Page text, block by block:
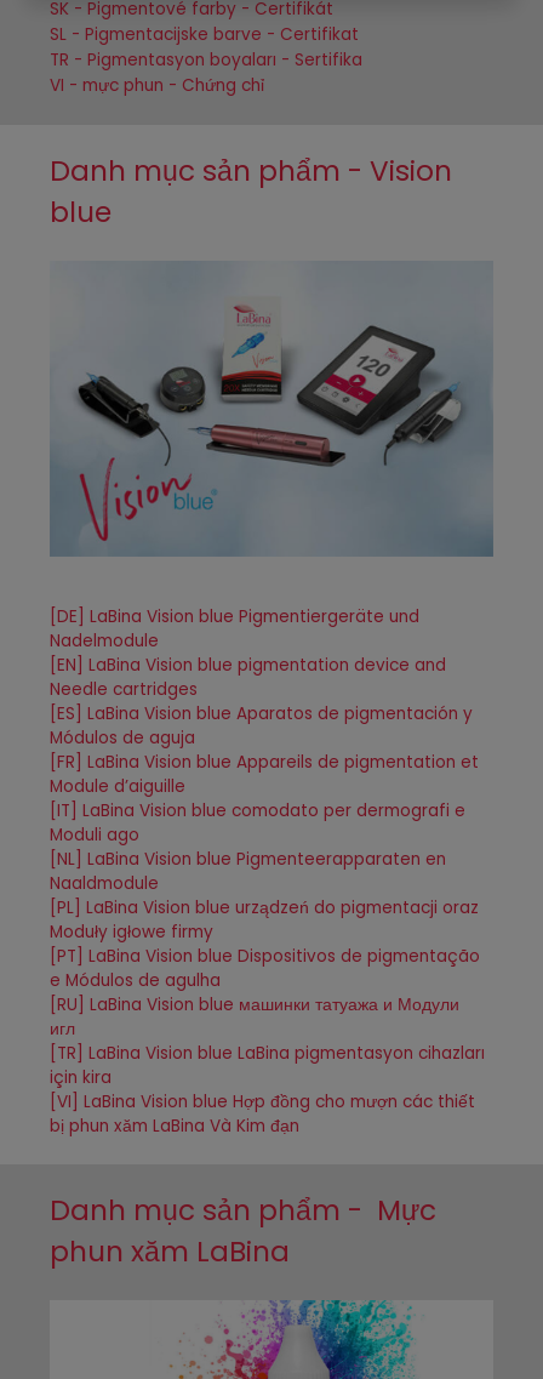
SK - Pigmentové farby - Certifikát
SL - Pigmentacijske barve - Certifikat
TR - Pigmentasyon boyaları - Sertifika
VI - mực phun - Chứng chỉ
Danh mục sản phẩm - Vision
blue
[DE] LaBina Vision blue Pigmentiergeräte und
Nadelmodule
[EN] LaBina Vision blue pigmentation device and
Needle cartridges
[ES] LaBina Vision blue Aparatos de pigmentación y
Módulos de aguja
[FR] LaBina Vision blue Appareils de pigmentation et
Module d’aiguille
[IT] LaBina Vision blue comodato per dermografi e
Moduli ago
[NL] LaBina Vision blue Pigmenteerapparaten en
Naaldmodule
[PL] LaBina Vision blue urządzeń do pigmentacji oraz
Moduły igłowe firmy
[PT] LaBina Vision blue Dispositivos de pigmentação
e Módulos de agulha
[RU] LaBina Vision blue машинки татуажа и Модули
игл
[TR] LaBina Vision blue LaBina pigmentasyon cihazları
için kira
[VI] LaBina Vision blue Hợp đồng cho mượn các thiết
bị phun xăm LaBina Và Kim đạn
Danh mục sản phẩm - Mực
phun xăm LaBina